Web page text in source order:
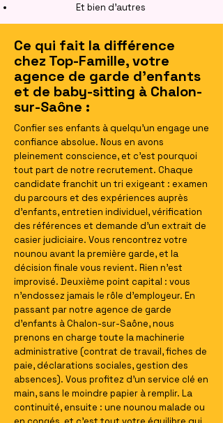
Et bien d'autres
Ce qui fait la différence
chez Top-Famille, votre
agence de garde d'enfants
et de baby-sitting à Chalon-
sur-Saône :
Confier ses enfants à quelqu'un engage une
confiance absolue. Nous en avons
pleinement conscience, et c'est pourquoi
tout part de notre recrutement. Chaque
candidate franchit un tri exigeant : examen
du parcours et des expériences auprès
d'enfants, entretien individuel, vérification
des références et demande d'un extrait de
casier judiciaire. Vous rencontrez votre
nounou avant la première garde, et la
décision finale vous revient. Rien n'est
improvisé. Deuxième point capital : vous
n'endossez jamais le rôle d'employeur. En
passant par notre agence de garde
d'enfants à Chalon-sur-Saône, nous
prenons en charge toute la machinerie
administrative (contrat de travail, fiches de
paie, déclarations sociales, gestion des
absences). Vous profitez d'un service clé en
main, sans le moindre papier à remplir. La
continuité, ensuite : une nounou malade ou